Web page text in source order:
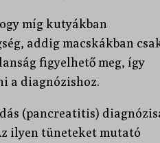
míg kutyákban
addig macskákban
figyelhető meg, így
a diagnózishoz.
(pancreatitis)
ilyen tüneteket mutató